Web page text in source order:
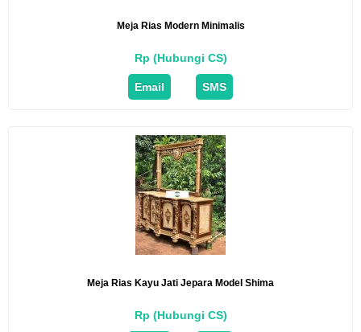
Meja Rias Modern Minimalis
Rp (Hubungi CS)
Email SMS
Meja Rias Kayu Jati Jepara Model Shima
Rp (Hubungi CS)